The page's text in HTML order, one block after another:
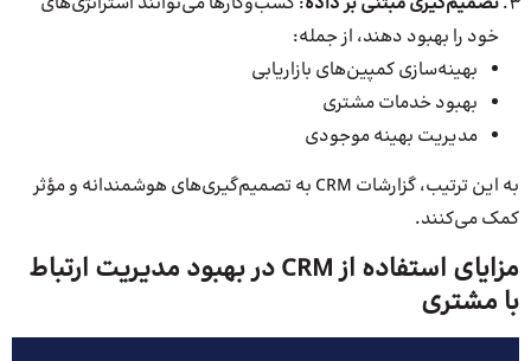
خود را بهبود دهند، از جمله:
بهینه‌سازی کمپین‌های بازاریابی
بهبود خدمات مشتری
مدیریت بهینه موجودی
به این ترتیب، گزارشات CRM به تصمیم‌گیری‌های هوشمندانه و مؤثر
کمک می‌کنند.
م
زایای استفاده از CRM در بهبود مدیریت ارتباط
با مشتری